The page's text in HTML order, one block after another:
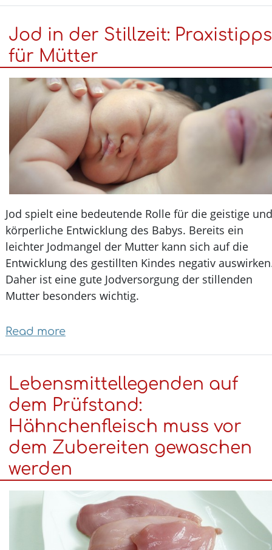
dem
Prüfstand:
Dinkel
ist
gesünder
als
Weizen
Jod in der Stillzeit:
für Mütter
Jod spielt eine bedeutende Rolle für die geistige
körperliche Entwicklung des Babys. Bereits ein
leichter Jodmangel der Mutter kann sich auf die
Entwicklung des gestillten Kindes negativ
Daher ist eine gute Jodversorgung der stillenden
Mutter besonders wichtig.
Read more
der
Stillzeit:
Praxistipps
für
Mütter
Lebensmittellegenden auf
dem Prüfstand:
Hähnchenfleisch muss vor
dem Zubereiten gewaschen
werden